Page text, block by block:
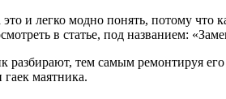
и легко модно понять, потому что
в статье, под названием:
тем самым ремонтируя
маятника.